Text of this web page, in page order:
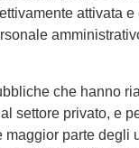
attivata
che hanno
settore privato, e
parte degli